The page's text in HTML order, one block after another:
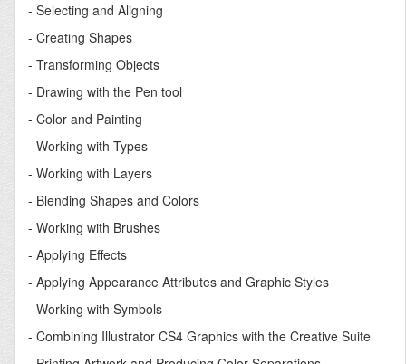
- Selecting and Aligning
- Creating Shapes
- Transforming Objects
- Drawing with the Pen tool
- Color and Painting
- Working with Types
- Working with Layers
- Blending Shapes and Colors
- Working with Brushes
- Applying Effects
- Applying Appearance Attributes and Graphic Styles
- Working with Symbols
- Combining Illustrator CS4 Graphics with the Creative Suite